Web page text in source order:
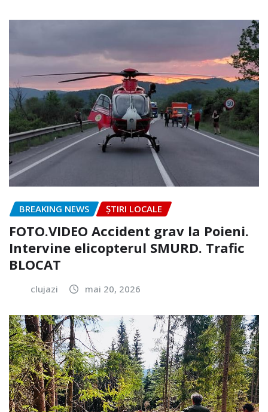
BREAKING NEWS ȘTIRI LOCALE
FOTO.VIDEO Accident grav la Poieni.
Intervine elicopterul SMURD. Trafic
BLOCAT
clujazi mai 20, 2026